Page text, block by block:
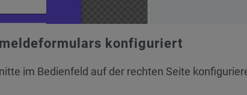
konfiguriert
im Bedienfeld auf der rechten Seite